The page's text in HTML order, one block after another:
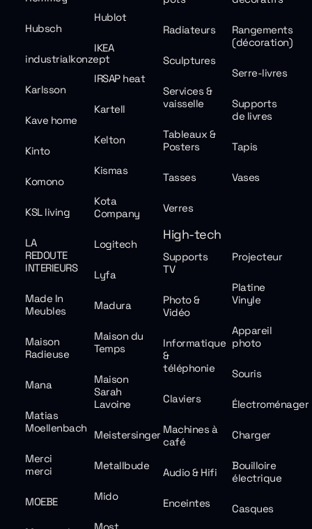
Hublot
Hubsch
IKEA
industrialkonzept
IRSAP heat
Karlsson
Kartell
Kave home
Kelton
Kinto
Kismas
Komono
Kota
Company
KSL living
LA
REDOUTE
INTERIEURS
Logitech
Lyfa
Made In
Meubles
Madura
Maison du
Temps
Maison
Radieuse
Maison
Sarah
Lavoine
Mana
Matias
Moellenbach
Meistersinger
Merci
merci
Metallbude
Mido
MOEBE
Radiateurs
Rangements
(décoration)
Sculptures
Serre-livres
Services &
vaisselle
Supports
de livres
Tableaux &
Posters
Tapis
Tasses Vases
Verres
High-tech
Supports
TV
Projecteur
Platine
Vinyle
Photo &
Vidéo
Appareil
photo
Informatique
&
téléphonie
Souris
Claviers
Électroménager
Machines à
café
Charger
Bouilloire
électrique
Audio & Hifi
Enceintes Casques